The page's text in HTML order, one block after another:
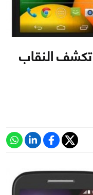
عاجل : شركة Motorola تكشف النقاب